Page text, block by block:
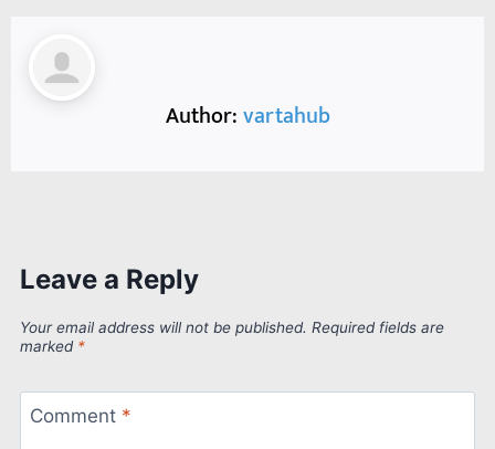
Author:vartahub
Leave a Reply
Your email address will not be published. Required fields are
marked *
Comment *